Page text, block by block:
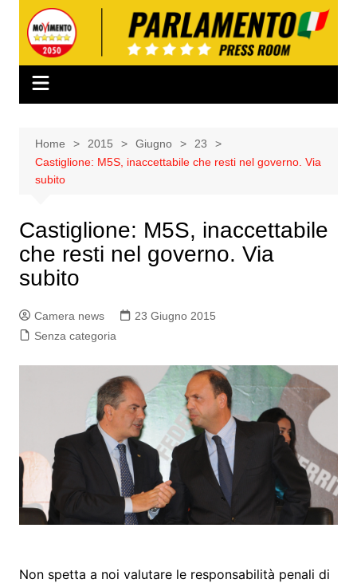
contenuto
Home 2015 Giugno
23
Castiglione: M5S, inaccettabile che resti nel governo. Via
subito
Castiglione: M5S, inaccettabile
che resti nel governo. Via
subito
Camera news
23 Giugno 2015
Senza categoria
Non spetta a noi valutare le responsabilità penali di